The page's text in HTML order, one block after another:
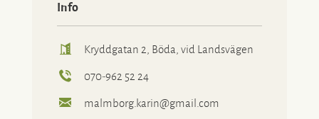
Info
Kryddgatan 2, Böda, vid Landsvägen
070-962 52 24
malmborg.karin@gmail.com